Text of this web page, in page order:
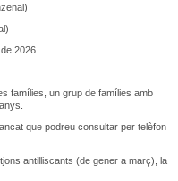
2026.
famílies, un grup de famílies amb
que podreu consultar per telèfon
antilliscants (de gener a març), la